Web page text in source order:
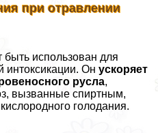
при отравлении
использован для
интоксикации. Он ускоряет
русла,
вызванные спиртным,
голодания.